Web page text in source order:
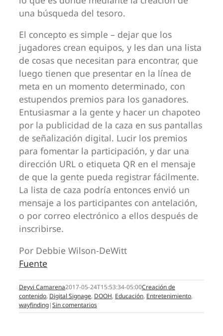
una búsqueda del tesoro.
El concepto es simple – dejar que los
jugadores crean equipos, y les dan una lista
de cosas que necesitan para encontrar, que
luego tienen que presentar en la línea de
meta en un momento determinado, con
estupendos premios para los ganadores.
Entusiasmar a la gente y hacer un chapoteo
por la publicidad de la caza en sus pantallas
de señalización digital. Lucir los premios
para fomentar la participación, y dar una
dirección URL o etiqueta QR en el mensaje
de que la gente pueda registrar fácilmente.
La lista de caza podría entonces envió un
mensaje a los participantes con antelación,
o por correo electrónico a ellos después de
inscribirse.
Por Debbie Wilson-DeWitt
Fuente
Deyvi Camarena2017-05-24T15:53:34-05:00Creación de
contenido, Digital Signage, DOOH, Educación, Entretenimiento,
wayfinding|Sin comentarios